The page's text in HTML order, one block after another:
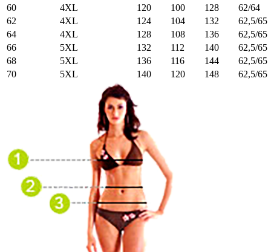
60
4XL 120 100 128
62/64
62
4XL 124 104 132
62,5/65
64
4XL 128 108 136
62,5/65
66
5XL 132 112 140
62,5/65
68
5XL 136 116 144
62,5/65
70
5XL 140 120 148 62,5/65